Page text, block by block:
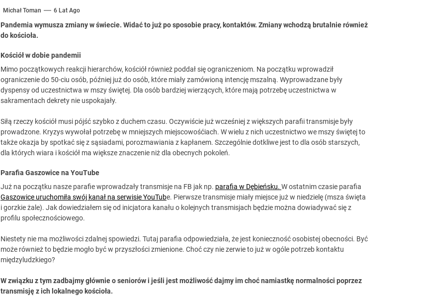
Michał Toman 6 Lat Ago
Pandemia wymusza zmiany w świecie. Widać to już po sposobie pracy, kontaktów. Zmiany wchodzą brutalnie również
do kościoła.
Kościół w dobie pandemii
Mimo początkowych reakcji hierarchów, kościół również poddał się ograniczeniom. Na początku wprowadził
ograniczenie do 50-ciu osób, później już do osób, które miały zamówioną intencję mszalną. Wyprowadzane były
dyspensy od uczestnictwa w mszy świętej. Dla osób bardziej wierzących, które mają potrzebę uczestnictwa w
sakramentach dekrety nie uspokajały.
Siłą rzeczy kościół musi pójść szybko z duchem czasu. Oczywiście już wcześniej z większych parafii transmisje były
prowadzone. Kryzys wywołał potrzebę w mniejszych miejscowośćiach. W wielu z nich uczestnictwo we mszy świętej to
także okazja by spotkać się z sąsiadami, porozmawiania z kapłanem. Szczególnie dotkliwe jest to dla osób starszych,
dla których wiara i kościół ma większe znaczenie niż dla obecnych pokoleń.
Parafia Gaszowice na YouTube
Już na początku nasze parafie wprowadzały transmisje na FB jak np. parafia w Dębieńsku. W ostatnim czasie parafia
Gaszowice uruchomiła swój kanał na serwisie YouTube. Pierwsze transmisje miały miejsce już w niedzielę (msza święta
i gorzkie żale). Jak dowiedziałem się od inicjatora kanału o kolejnych transmisjach będzie można dowiadywać się z
profilu społecznościowego.
Niestety nie ma możliwości zdalnej spowiedzi. Tutaj parafia odpowiedziała, że jest konieczność osobistej obecności. Być
może również to będzie mogło być w przyszłości zmienione. Choć czy nie zerwie to już w ogóle potrzeb kontaktu
międzyludzkiego?
W związku z tym zadbajmy głównie o seniorów i jeśli jest możliwość dajmy im choć namiastkę normalności poprzez
transmisję z ich lokalnego kościoła.